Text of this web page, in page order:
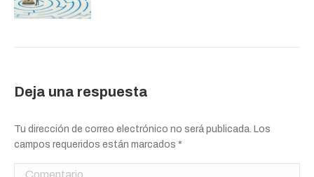
Deja una respuesta
Tu dirección de correo electrónico no será publicada. Los
campos requeridos están marcados *
Comentario